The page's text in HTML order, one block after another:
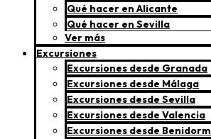
Qué hacer en Alicante
Qué hacer en Sevilla
Ver más
Excursiones
Excursiones desde Granada
Excursiones desde Málaga
Excursiones desde Sevilla
Excursiones desde Valencia
Excursiones desde Benidorm